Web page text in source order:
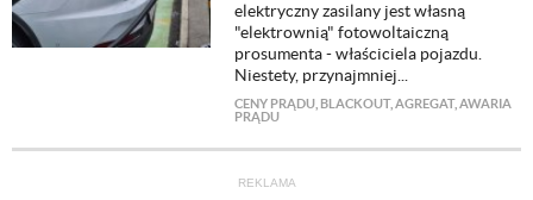
elektryczny zasilany jest własną
"elektrownią" fotowoltaiczną
prosumenta - właściciela pojazdu.
Niestety, przynajmniej...
CENY PRĄDU, BLACKOUT, AGREGAT, AWARIA
PRĄDU
REKLAMA